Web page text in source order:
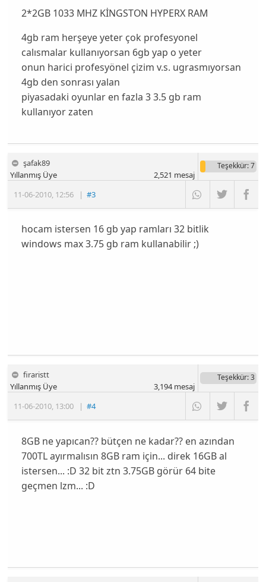
2*2GB 1033 MHZ KİNGSTON HYPERX RAM
4gb ram herşeye yeter çok profesyonel
calısmalar kullanıyorsan 6gb yap o yeter
onun harici profesyönel çizim v.s. ugrasmıyorsan
4gb den sonrası yalan
piyasadaki oyunlar en fazla 3 3.5 gb ram
kullanıyor zaten
şafak89
11-06-2010, 12:56 |#3
Yıllanmış Üye
Teşekkür: 7
2,521 mesaj
hocam istersen 16 gb yap ramları 32 bitlik
windows max 3.75 gb ram kullanabilir ;)
firaristt
11-06-2010, 13:00 |#4
Yıllanmış Üye
Teşekkür: 3
3,194mesaj
8GB ne yapıcan?? bütçen ne kadar?? en azından
700TL ayırmalısın 8GB ram için... direk 16GB al
istersen... :D 32 bit ztn 3.75GB görür 64 bite
geçmen lzm... :D